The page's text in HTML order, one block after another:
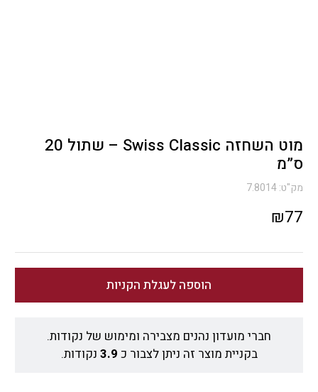
מוט השחזה Swiss Classic – שתול 20
ס”מ
מק"ט:7.8014
₪77
הוספה לעגלת הקניות
חברי מועדון נהנים מצבירה ומימוש של נקודות.
בקניית מוצר זה ניתן לצבור כ 3.9 נקודות.